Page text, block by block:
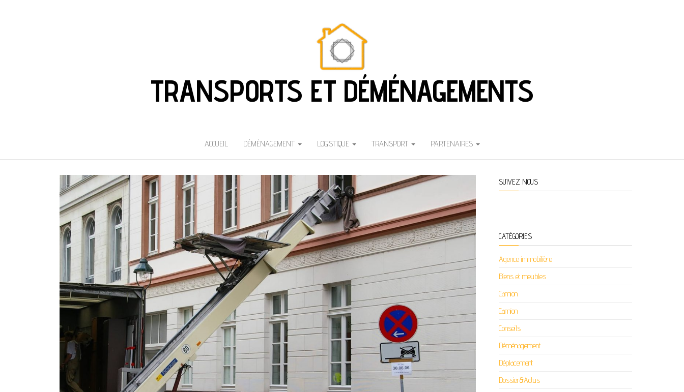
TRANSPORTS ET DÉMÉNAGEMENTS
ACCUEIL DÉMÉNAGEMENT LOGISTIQUE TRANSPORT PARTENAIRES
SUIVEZ NOUS
CATÉGORIES
Agence immobilière
Biens et meubles
Camion
Camion
Conseils
Déménagement
Déplacement
Dossier&Actus